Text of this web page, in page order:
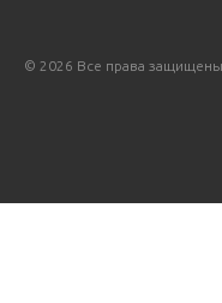
© 2026 Все права защищены